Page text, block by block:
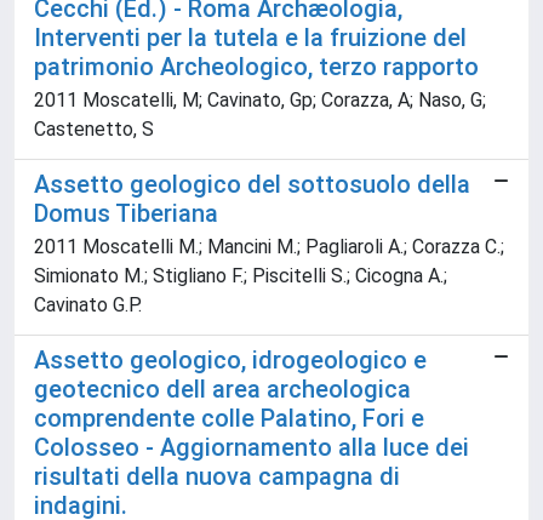
Cecchi (Ed.) - Roma Archæologia,
Interventi per la tutela e la fruizione del
patrimonio Archeologico, terzo rapporto
2011 Moscatelli, M; Cavinato, Gp; Corazza, A; Naso, G;
Castenetto, S
Assetto geologico del sottosuolo della
Domus Tiberiana
2011 Moscatelli M.; Mancini M.; Pagliaroli A.; Corazza C.;
Simionato M.; Stigliano F.; Piscitelli S.; Cicogna A.;
Cavinato G.P.
Assetto geologico, idrogeologico e
geotecnico dell area archeologica
comprendente colle Palatino, Fori e
Colosseo - Aggiornamento alla luce dei
risultati della nuova campagna di
indagini.